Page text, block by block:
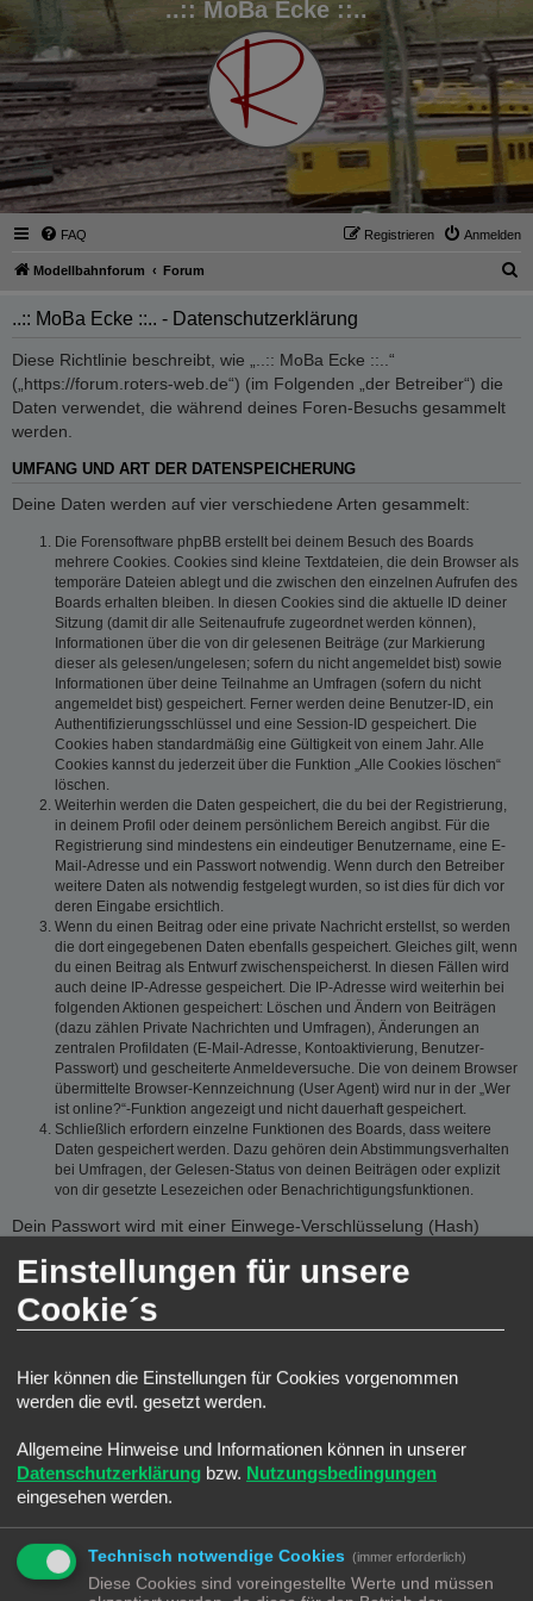
..:: MoBa Ecke ::..
FAQ Anmelden
Registrieren
Modellbahnforum Forum
..:: MoBa Ecke ::.. - Datenschutzerklärung
Diese Richtlinie beschreibt, wie „..:: MoBa Ecke ::..“
(„https://forum.roters-web.de“) (im Folgenden „der Betreiber“) die
Daten verwendet, die während deines Foren-Besuchs gesammelt
werden.
UMFANG UND ART DER DATENSPEICHERUNG
Deine Daten werden auf vier verschiedene Arten gesammelt:
Die Forensoftware phpBB erstellt bei deinem Besuch des Boards
mehrere Cookies. Cookies sind kleine Textdateien, die dein Browser als
temporäre Dateien ablegt und die zwischen den einzelnen Aufrufen des
Boards erhalten bleiben. In diesen Cookies sind die aktuelle ID deiner
Sitzung (damit dir alle Seitenaufrufe zugeordnet werden können),
Informationen über die von dir gelesenen Beiträge (zur Markierung
dieser als gelesen/ungelesen; sofern du nicht angemeldet bist) sowie
Informationen über deine Teilnahme an Umfragen (sofern du nicht
angemeldet bist) gespeichert. Ferner werden deine Benutzer-ID, ein
Authentifizierungsschlüssel und eine Session-ID gespeichert. Die
Cookies haben standardmäßig eine Gültigkeit von einem Jahr. Alle
Cookies kannst du jederzeit über die Funktion „Alle Cookies löschen“
löschen.
Weiterhin werden die Daten gespeichert, die du bei der Registrierung,
in deinem Profil oder deinem persönlichem Bereich angibst. Für die
Registrierung sind mindestens ein eindeutiger Benutzername, eine E-
Mail-Adresse und ein Passwort notwendig. Wenn durch den Betreiber
weitere Daten als notwendig festgelegt wurden, so ist dies für dich vor
deren Eingabe ersichtlich.
Wenn du einen Beitrag oder eine private Nachricht erstellst, so werden
die dort eingegebenen Daten ebenfalls gespeichert. Gleiches gilt, wenn
du einen Beitrag als Entwurf zwischenspeicherst. In diesen Fällen wird
auch deine IP-Adresse gespeichert. Die IP-Adresse wird weiterhin bei
folgenden Aktionen gespeichert: Löschen und Ändern von Beiträgen
(dazu zählen Private Nachrichten und Umfragen), Änderungen an
zentralen Profildaten (E-Mail-Adresse, Kontoaktivierung, Benutzer-
Passwort) und gescheiterte Anmeldeversuche. Die von deinem Browser
übermittelte Browser-Kennzeichnung (User Agent) wird nur in der „Wer
ist online?“-Funktion angezeigt und nicht dauerhaft gespeichert.
Schließlich erfordern einzelne Funktionen des Boards, dass weitere
Daten gespeichert werden. Dazu gehören dein Abstimmungsverhalten
bei Umfragen, der Gelesen-Status von deinen Beiträgen oder explizit
von dir gesetzte Lesezeichen oder Benachrichtigungsfunktionen.
Dein Passwort wird mit einer Einwege-Verschlüsselung (Hash)
dieses Passwort nicht auf einer Vielzahl von Webseiten zu
verwenden. Das Passwort ist dein Schlüssel zu deinem
Benutzerkonto für das Board, also geh mit ihm sorgsam um.
Limited oder ein Dritter berechtigterweise nach deinem Passwort
fragen. Solltest du dein Passwort vergessen haben, so kannst du
die Funktion „Ich habe mein Passwort vergessen“ benutzen. Die
phpBB-Software fragt dich dann nach deinem Benutzernamen und
deiner E-Mail-Adresse und sendet anschließend ein neu
generiertes Passwort an diese Adresse, mit dem du dann auf das
Board zugreifen kannst.
GESTATTUNG DER DATENSPEICHERUNG
Du gestattest dem Betreiber, die von dir eingegebenen und oben
Einstellungen für unsere
Cookie´s
Hier können die Einstellungen für Cookies vorgenommen
werden die evtl. gesetzt werden.
Allgemeine Hinweise und Informationen können in unserer
Datenschutzerklärung bzw. Nutzungsbedingungen
eingesehen werden.
Technisch notwendige Cookies (immer erforderlich)
Diese Cookies sind voreingestellte Werte und müssen